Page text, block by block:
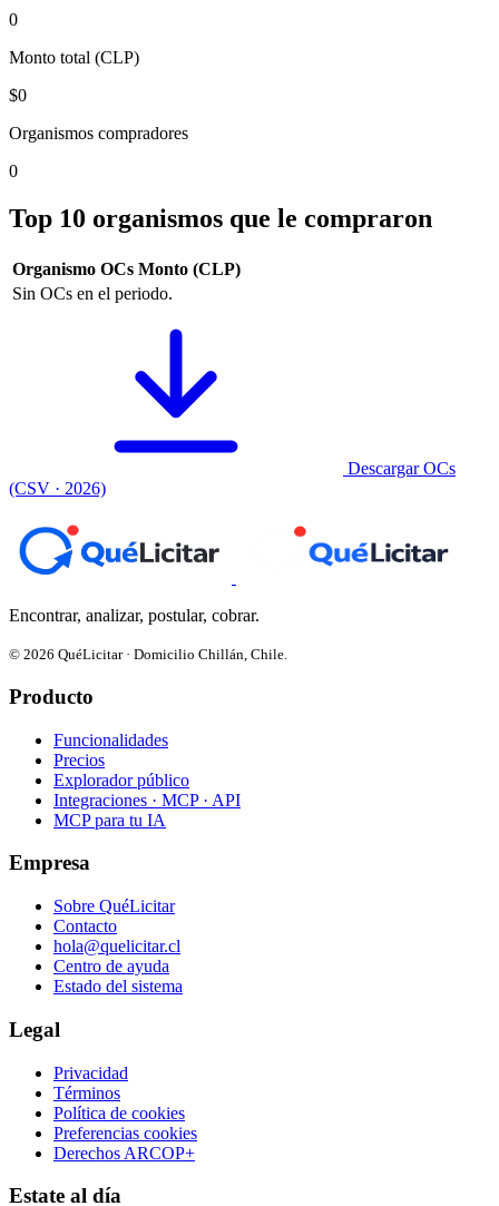
0
Monto total (CLP)
$0
Organismos compradores
0
Top 10 organismos que le compraron
Organismo OCs Monto (CLP)
Sin OCs en el periodo.
Descargar OCs
(CSV · 2026)
Encontrar, analizar, postular, cobrar.
© 2026 QuéLicitar · Domicilio Chillán, Chile.
Producto
Funcionalidades
Precios
Explorador público
Integraciones · MCP · API
MCP para tu IA
Empresa
Sobre QuéLicitar
Contacto
hola@quelicitar.cl
Centro de ayuda
Estado del sistema
Legal
Privacidad
Términos
Política de cookies
Preferencias cookies
Derechos ARCOP+
Estate al día